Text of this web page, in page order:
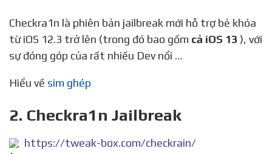
Checkra1n là phiên bản jailbreak mới hỗ trợ bẻ khóa
từ iOS 12.3 trở lên (trong đó bao gồm cả iOS 13 ), với
sự đóng góp của rất nhiều Dev nổi …
Hiểu về sim ghép
2. Checkra1n Jailbreak
https://tweak-box.com/checkrain/